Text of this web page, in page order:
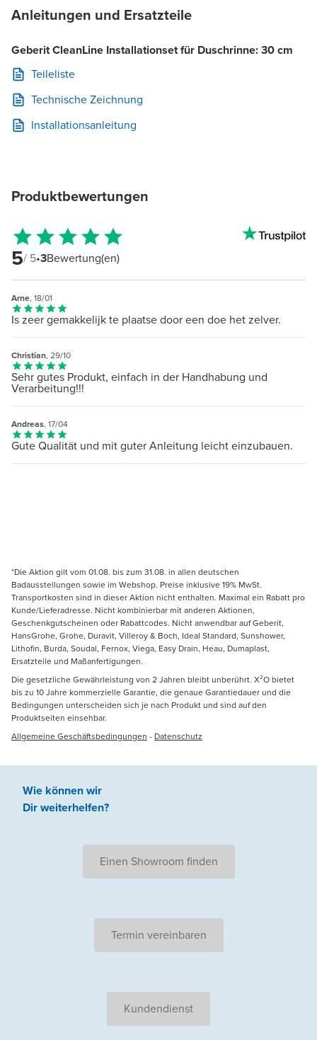
Anleitungen und Ersatzteile
Geberit CleanLine Installationset für Duschrinne: 30 cm
Teileliste
Technische Zeichnung
Installationsanleitung
Produktbewertungen
5/ 5•3Bewertung(en)
Arne, 18/01
Is zeer gemakkelijk te plaatse door een doe het zelver.
Christian, 29/10
Sehr gutes Produkt, einfach in der Handhabung und
Verarbeitung!!!
Andreas, 17/04
Gute Qualität und mit guter Anleitung leicht einzubauen.
*Die Aktion gilt vom 01.08. bis zum 31.08. in allen deutschen
Badausstellungen sowie im Webshop. Preise inklusive 19% MwSt.
Transportkosten sind in dieser Aktion nicht enthalten. Maximal ein Rabatt pro
Kunde/Lieferadresse. Nicht kombinierbar mit anderen Aktionen,
Geschenkgutscheinen oder Rabattcodes. Nicht anwendbar auf Geberit,
HansGrohe, Grohe, Duravit, Villeroy & Boch, Ideal Standard, Sunshower,
Lithofin, Burda, Soudal, Fernox, Viega, Easy Drain, Heau, Dumaplast,
Ersatzteile und Maßanfertigungen.
Die gesetzliche Gewährleistung von 2 Jahren bleibt unberührt. X²O bietet
bis zu 10 Jahre kommerzielle Garantie, die genaue Garantiedauer und die
Bedingungen unterscheiden sich je nach Produkt und sind auf den
Produktseiten einsehbar.
Allgemeine Geschäftsbedingungen - Datenschutz
Wie können wir
Dir weiterhelfen?
Einen Showroom finden
Termin vereinbaren
Kundendienst